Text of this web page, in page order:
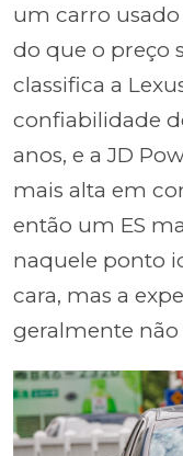
um carro
do que o preço
classifica a
confiabilidade
anos, e a JD
mais alta em
então um ES
naquele ponto
cara, mas a
geralmente não